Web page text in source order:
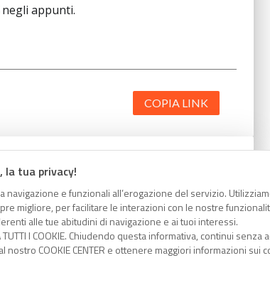
tua privacy!
e funzionali all’erogazione del servizio.
migliore, per facilitare le interazioni con le nostre
alle tue abitudini di navigazione e ai tuoi interessi.
I COOKIE. Chiudendo questa informativa, continui senza
COOKIE CENTER e ottenere maggiori informazioni sui
negli appunti.
COPIA LINK
appunti.